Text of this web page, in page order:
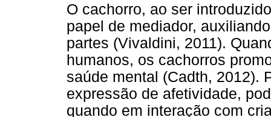
O cachorro, ao ser
papel de mediador,
partes (Vivaldini, 2011).
humanos, os cachorros
saúde mental (Cadth, 2012).
expressão de afetividade,
quando em interação com